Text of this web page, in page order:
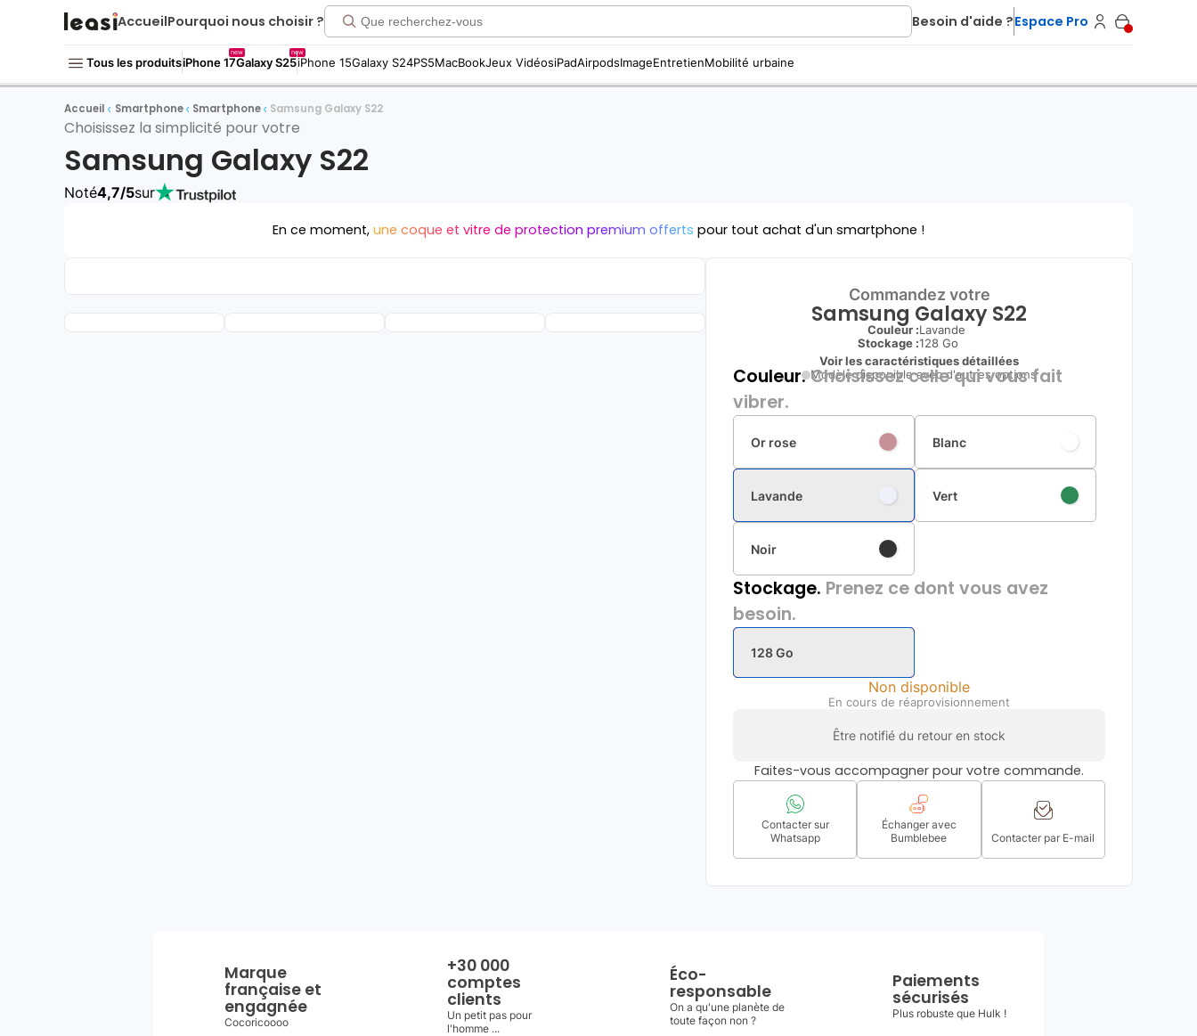
AccueilPourquoi nous choisir ? Besoin d'aide ?Espace Pro
Tous les produitsiPhone 17
new
Galaxy S25
new
iPhone 15Galaxy S24PS5MacBookJeux VidéosiPadAirpodsImageEntretienMobilité urbaine
Accueil Smartphone Smartphone Samsung Galaxy S22
Choisissez la simplicité pour votre
Samsung Galaxy S22
Noté4,7/5sur
En ce moment, une coque et vitre de protection premium offerts pour tout achat d'un smartphone !
Commandez votre
Samsung Galaxy S22
Couleur :Lavande
Stockage :128 Go
Voir les caractéristiques détaillées
Modèle disponible avec d'autres options
Couleur.Choisissez celle qui vous fait
vibrer.
Or rose Blanc
Lavande Vert
Noir
Stockage. Prenez ce dont vous avez
besoin.
128 Go
Non disponible
En cours de réaprovisionnement
Être notifié du retour en stock
Faites-vous accompagner pour votre commande.
Contacter sur
Whatsapp
Échanger avec
Bumblebee
Contacter par E-mail
Marque
française et
engagnée
Cocoricoooo
+30 000
comptes
clients
Un petit pas pour
l'homme ...
Éco-
responsable
On a qu'une planète de
toute façon non ?
Paiements
sécurisés
Plus robuste que Hulk !